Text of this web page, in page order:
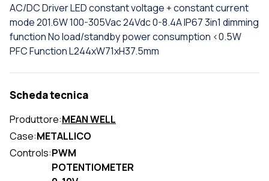
AC/DC Driver LED constant voltage + constant current
mode 201.6W 100-305Vac 24Vdc 0-8.4A IP67 3in1 dimming
function No load/standby power consumption <0.5W
PFC Function L244xW71xH37.5mm
Scheda tecnica
Produttore:MEAN WELL
Case:METALLICO
Controls:PWM
POTENTIOMETER